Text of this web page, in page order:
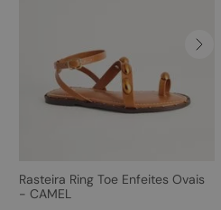
Rasteira Ring Toe Enfeites Ovais
- CAMEL